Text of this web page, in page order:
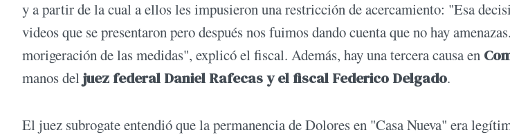
y a partir de la cual a ellos les impusieron una restricción de acercamiento: "Esa
videos que se presentaron pero después nos fuimos dando cuenta que no hay
morigeración de las medidas", explicó el fiscal. Además, hay una tercera causa en
manos del juez federal Daniel Rafecas y el fiscal Federico Delgado.
El juez subrogate entendió que la permanencia de Dolores en "Casa Nueva" era